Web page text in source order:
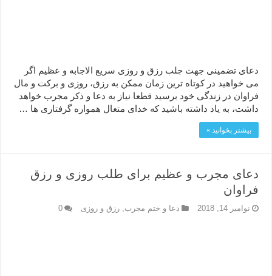
دعای تضمینی جهت جلب رزق و روزی سریع الاجابه و عظیم اگر
می خواهید در کوتاه ترین زمان ممکن به رزق، روزی و برکت و مال
فراوان در زندگی خود برسید قطعا نیاز به دعا و ذکر مجرب خواهد
داشت، به یاد داشته باشید که خدای متعال همواره گرفتاری ها …
بیشتر بخوانید »
دعای مجرب و عظیم برای طلب روزی و رزق
فراوان
نوامبر 14, 2018 دعا و ختم مجرب,رزق و روزی 0